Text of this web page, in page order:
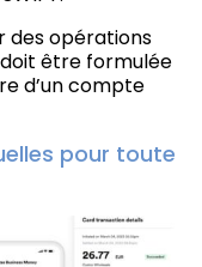
des opérations
doit être formulée
d’un compte
pour toute